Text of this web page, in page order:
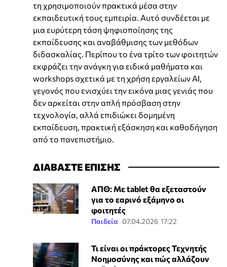
τη χρησιμοποιούν πρακτικά μέσα στην
εκπαιδευτική τους εμπειρία. Αυτό συνδέεται με
μια ευρύτερη τάση ψηφιοποίησης της
εκπαίδευσης και αναβάθμισης των μεθόδων
διδασκαλίας. Περίπου το ένα τρίτο των φοιτητών
εκφράζει την ανάγκη για ειδικά μαθήματα και
workshops σχετικά με τη χρήση εργαλείων ΑΙ,
γεγονός που ενισχύει την εικόνα μιας γενιάς που
δεν αρκείται στην απλή πρόσβαση στην
τεχνολογία, αλλά επιδιώκει δομημένη
εκπαίδευση, πρακτική εξάσκηση και καθοδήγηση
από το πανεπιστήμιο.
ΔΙΑΒΑΣΤΕ ΕΠΙΣΗΣ
ΑΠΘ: Με tablet θα εξεταστούν
για το εαρινό εξάμηνο οι
φοιτητές
Παιδεία 07.04.2026 17:22
Τι είναι οι πράκτορες Τεχνητής
Νοημοσύνης και πώς αλλάζουν